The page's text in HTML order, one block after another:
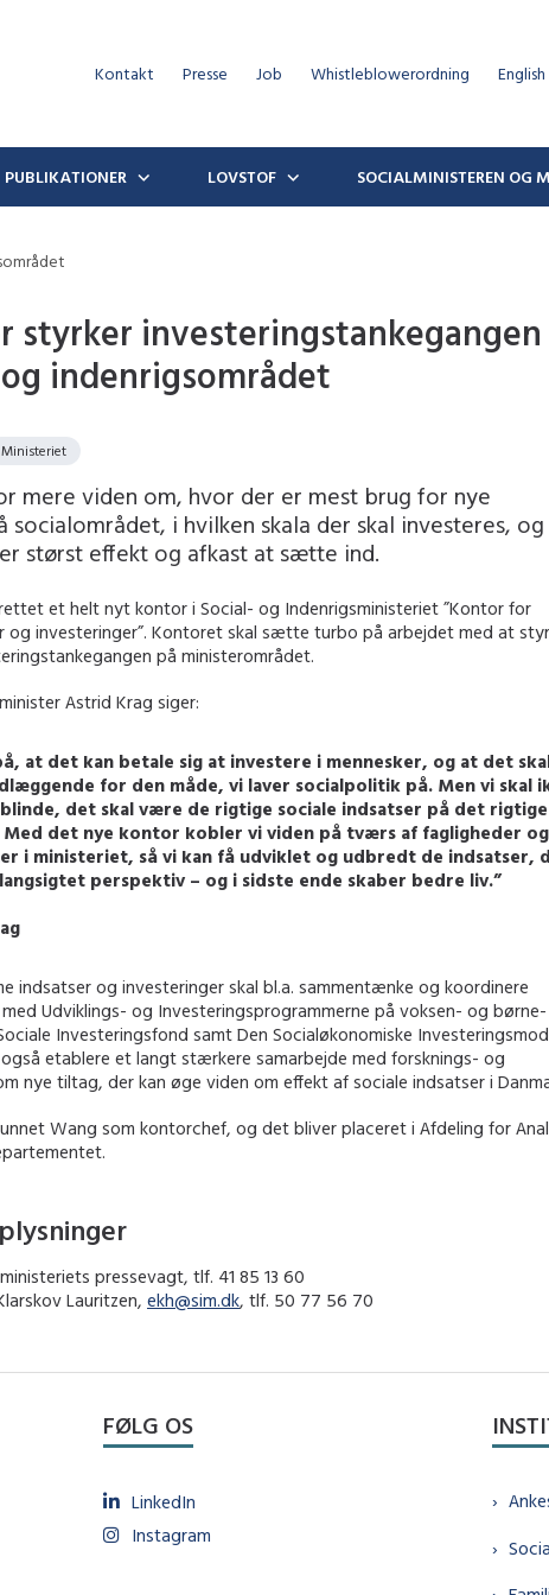
Kontakt Presse Job Whistleblowerordning English
PUBLIKATIONER LOVSTOF SOCIALMINISTEREN OG
styrker investeringstankegangen
indenrigsområdet
Ministeriet
mere viden om, hvor der er mest brug for nye
socialområdet, i hvilken skala der skal investeres, og
størst effekt og afkast at sætte ind.
et helt nyt kontor i Social- og Indenrigsministeriet ”Kontor for
og investeringer”. Kontoret skal sætte turbo på arbejdet med at
på ministerområdet.
Astrid Krag siger:
at det kan betale sig at investere i mennesker, og at det
for den måde, vi laver socialpolitik på. Men vi skal
det skal være de rigtige sociale indsatser på det rigtige
det nye kontor kobler vi viden på tværs af fagligheder og
i ministeriet, så vi kan få udviklet og udbredt de indsatser,
perspektiv – og i sidste ende skaber bedre liv.”
indsatser og investeringer skal bl.a. sammentænke og koordinere
Udviklings- og Investeringsprogrammerne på voksen- og
Investeringsfond samt Den Socialøkonomiske
etablere et langt stærkere samarbejde med forsknings- og
nye tiltag, der kan øge viden om effekt af sociale indsatser i
Wang som kontorchef, og det bliver placeret i Afdeling for
pressevagt, tlf. 41 85 13 60
Lauritzen, ekh@sim.dk, tlf. 50 77 56 70
FØLG OS
LinkedIn
Instagram